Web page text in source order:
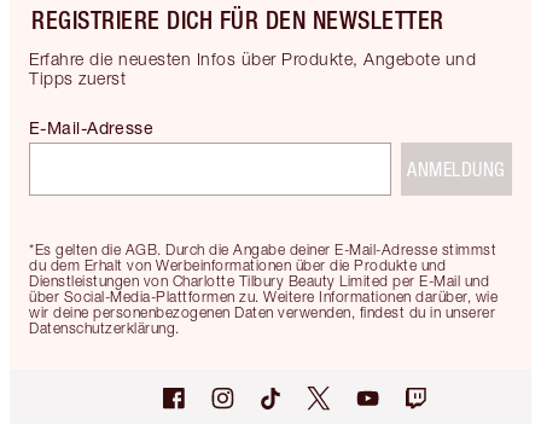
REGISTRIERE DICH FÜR DEN NEWSLETTER
Erfahre die neuesten Infos über Produkte, Angebote und
Tipps zuerst
*Es gelten die AGB. Durch die Angabe deiner E-Mail-Adresse stimmst
du dem Erhalt von Werbeinformationen über die Produkte und
Dienstleistungen von Charlotte Tilbury Beauty Limited per E-Mail und
über Social-Media-Plattformen zu. Weitere Informationen darüber, wie
wir deine personenbezogenen Daten verwenden, findest du in unserer
Datenschutzerklärung.
E-Mail-Adresse
ANMELDUNG